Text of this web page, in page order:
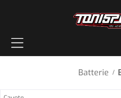
Batterie /